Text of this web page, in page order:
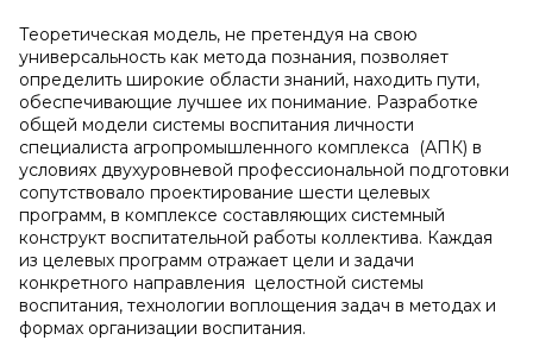
Теоретическая модель, не претендуя на свою
универсальность как метода познания, позволяет
определить широкие области знаний, находить пути,
обеспечивающие лучшее их понимание. Разработке
общей модели системы воспитания личности
специалиста агропромышленного комплекса (АПК) в
условиях двухуровневой профессиональной подготовки
сопутствовало проектирование шести целевых
программ, в комплексе составляющих системный
конструкт воспитательной работы коллектива. Каждая
из целевых программ отражает цели и задачи
конкретного направления целостной системы
воспитания, технологии воплощения задач в методах и
формах организации воспитания.